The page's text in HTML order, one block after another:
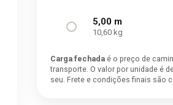
5,00 m
10,60 kg
Carga fechada é o preço de
transporte. O valor por unidade é
seu. Frete e condições finais são